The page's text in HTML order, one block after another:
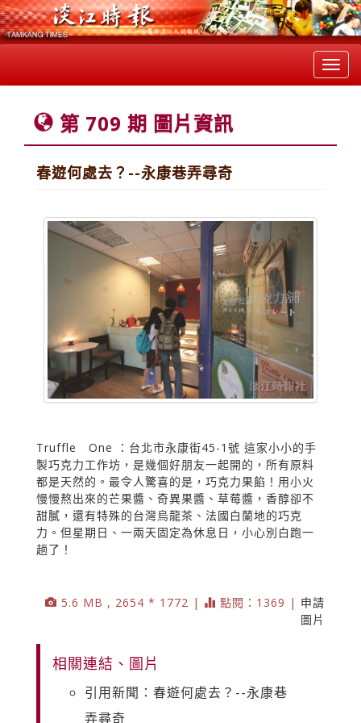
第 709 期 圖片資訊
春遊何處去？--永康巷弄尋奇
Truffle One ：台北市永康街45-1號 這家小小的手
製巧克力工作坊，是幾個好朋友一起開的，所有原料
都是天然的。最令人驚喜的是，巧克力果餡！用小火
慢慢熬出來的芒果醬、奇異果醬、草莓醬，香醇卻不
甜膩，還有特殊的台灣烏龍茶、法國白蘭地的巧克
力。但星期日、一兩天固定為休息日，小心別白跑一
趟了！
5.6 MB , 2654 * 1772 | 點閱：1369 | 申請
圖片
相關連結、圖片
引用新聞：春遊何處去？--永康巷
弄尋奇